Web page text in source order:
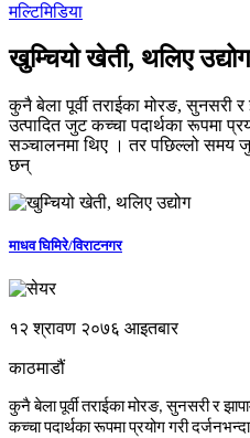
मल्टिमिडिया
खुम्चियो खेती, थलिए उद्योग
कुनै बेला पूर्वी तराईका मोरङ, सुनसरी
उत्पादित जुट कच्चा पदार्थका रूपमा
सञ्चालनमा थिए । तर पछिल्लो समय
छन्
माधव घिमिरे/विराटनगर
१२ श्रावण २०७६ आइतबार
काठमाडौं
कुनैबेलापूर्वीतराईकामोरङ,सुनसरीर
कच्चापदार्थकारूपमाप्रयोगगरीदर्जनभन्दा